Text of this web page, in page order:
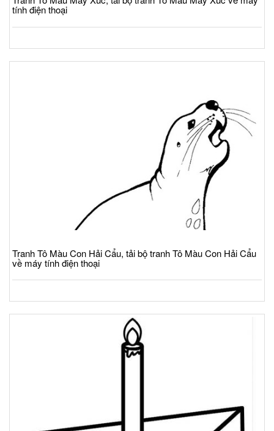
tính điện thoại
Tranh Tô Màu Con Hải Cẩu, tải bộ tranh Tô Màu Con Hải Cẩu
về máy tính điện thoại